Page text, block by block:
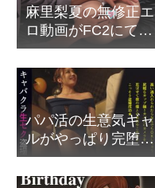
麻里梨夏の無修正エ
ロ動画がFC2にて流
出
パパ活の生意気ギャ
ルがやっぱり完堕ち
する最高の展開＠寺
田ここの